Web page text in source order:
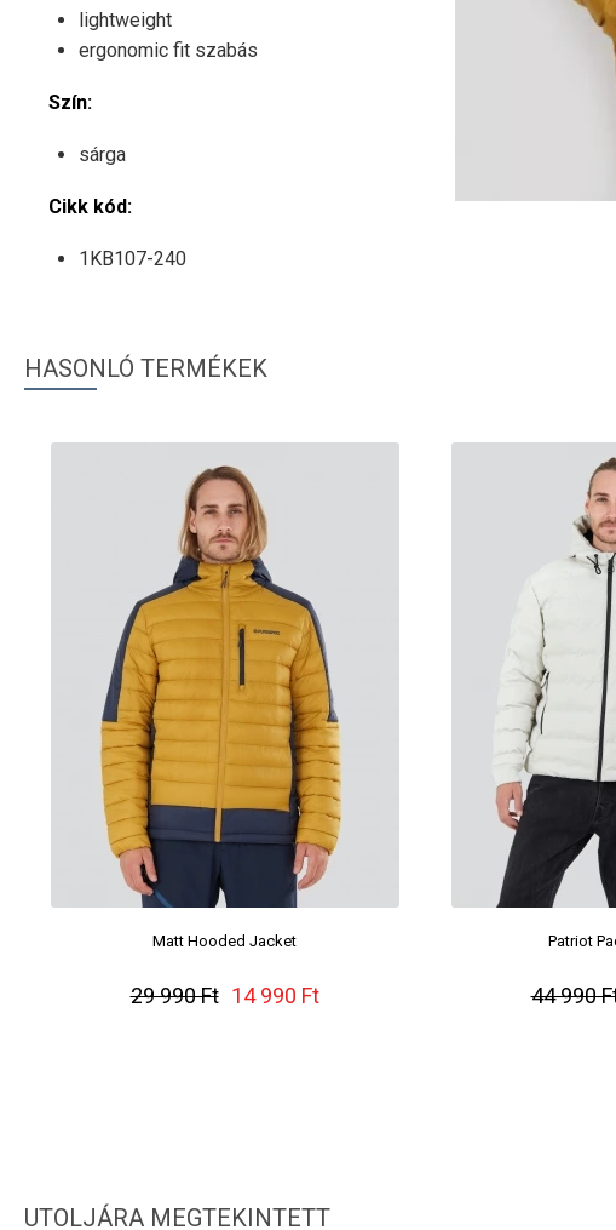
lightweight
ergonomic fit szabás
Szín:
sárga
Cikk kód:
1KB107-240
HASONLÓ TERMÉKEK
Matt Hooded Jacket
29 990 Ft 14 990 Ft
Patriot
44 990
UTOLJÁRA MEGTEKINTETT